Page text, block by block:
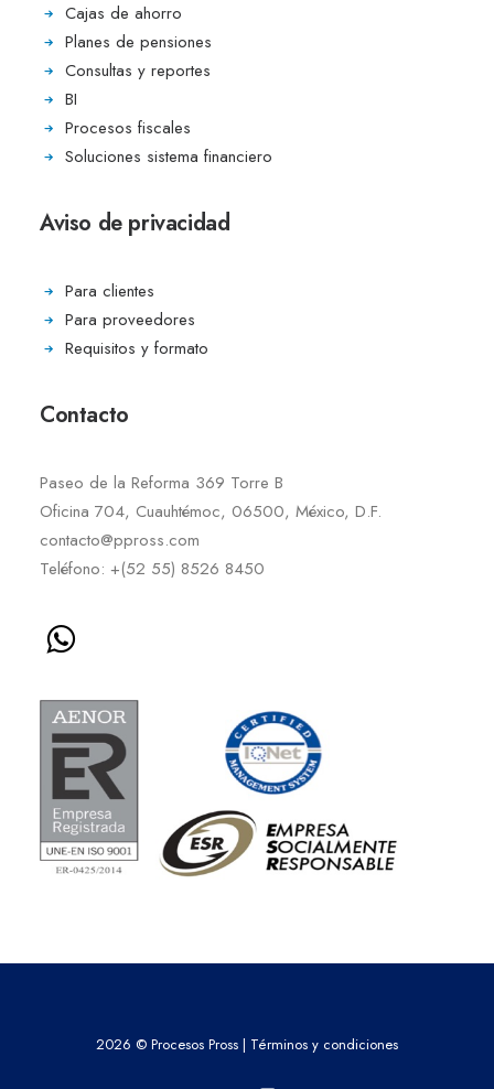
Cajas de ahorro
Planes de pensiones
Consultas y reportes
BI
Procesos fiscales
Soluciones sistema financiero
Aviso de privacidad
Para clientes
Para proveedores
Requisitos y formato
Contacto
Paseo de la Reforma 369 Torre B
Oficina 704, Cuauhtémoc, 06500, México, D.F.
contacto@ppross.com
Teléfono: +(52 55) 8526 8450
2026 © Procesos Pross | Términos y condiciones